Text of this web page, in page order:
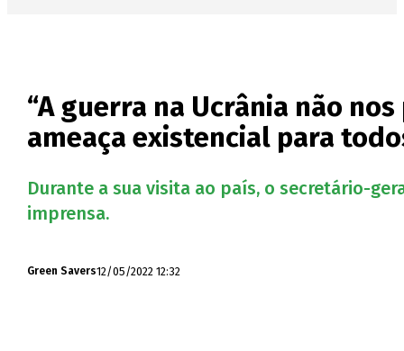
“A guerra na Ucrânia não
ameaça existencial para
Durante a sua visita ao país, o secretário-
imprensa.
Green Savers12/05/2022 12:32